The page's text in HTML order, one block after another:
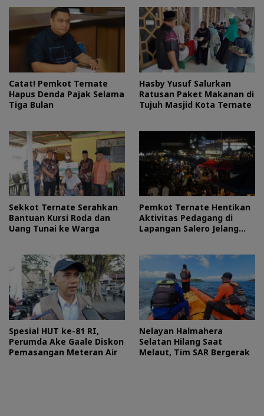
Catat! Pemkot Ternate
Hapus Denda Pajak Selama
Tiga Bulan
Hasby Yusuf Salurkan
Ratusan Paket Makanan di
Tujuh Masjid Kota Ternate
Sekkot Ternate Serahkan
Bantuan Kursi Roda dan
Uang Tunai ke Warga
Pemkot Ternate Hentikan
Aktivitas Pedagang di
Lapangan Salero Jelang
Spesial HUT ke-81 RI,
Perumda Ake Gaale Diskon
Pemasangan Meteran Air
Nelayan Halmahera
Selatan Hilang Saat
Melaut, Tim SAR Bergerak